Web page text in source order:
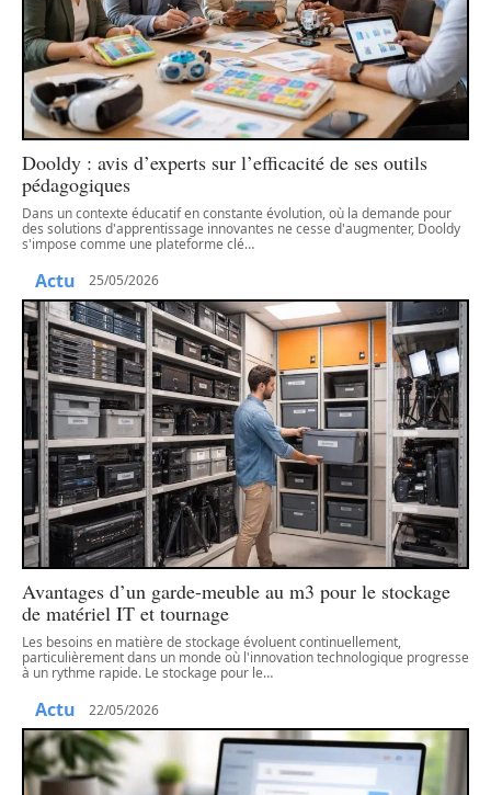
Dooldy : avis d’experts sur l’efficacité de ses outils
pédagogiques
Dans un contexte éducatif en constante évolution, où la demande pour
des solutions d'apprentissage innovantes ne cesse d'augmenter, Dooldy
s'impose comme une plateforme clé…
Actu 25/05/2026
Avantages d’un garde-meuble au m3 pour le stockage
de matériel IT et tournage
Les besoins en matière de stockage évoluent continuellement,
particulièrement dans un monde où l'innovation technologique progresse
à un rythme rapide. Le stockage pour le…
Actu 22/05/2026